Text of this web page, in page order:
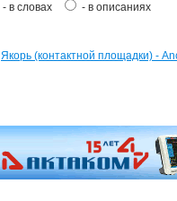
- в словах - в описаниях
Якорь (контактной площадки) -